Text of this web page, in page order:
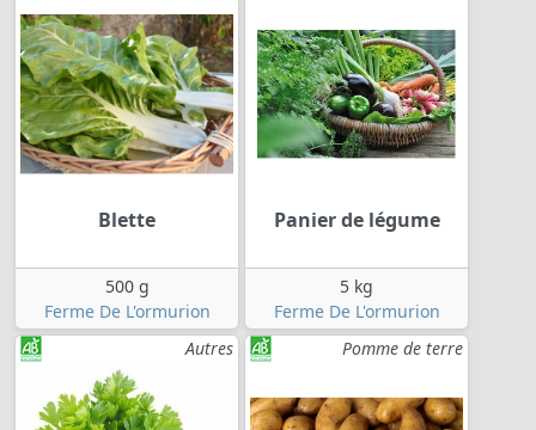
Blette
500 g
Ferme De L'ormurion
Panier de légume
5 kg
Ferme De L'ormurion
Autres
Pomme de terre